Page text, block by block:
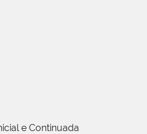
e Continuada